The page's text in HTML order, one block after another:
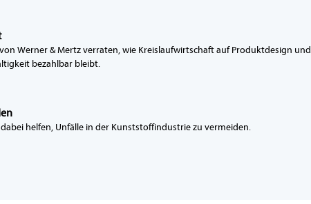
Werner & Mertz verraten, wie Kreislaufwirtschaft auf Produktdesign und
bezahlbar bleibt.
helfen, Unfälle in der Kunststoffindustrie zu vermeiden.